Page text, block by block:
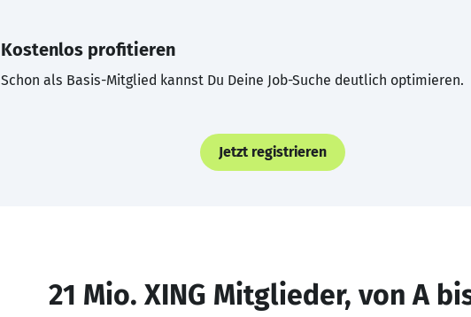
Kostenlos profitieren
Schon als Basis-Mitglied kannst Du Deine Job-Suche deutlich optimieren.
Jetzt registrieren
21 Mio. XING Mitglieder, von A